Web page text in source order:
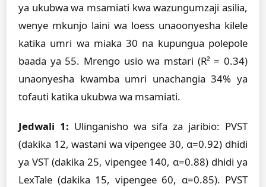
ya ukubwa wa msamiati kwa wazungumzaji asilia,
wenye mkunjo laini wa loess unaoonyesha kilele
katika umri wa miaka 30 na kupungua polepole
baada ya 55. Mrengo usio wa mstari (R² = 0.34)
unaonyesha kwamba umri unachangia 34% ya
tofauti katika ukubwa wa msamiati.
Jedwali 1: Ulinganisho wa sifa za jaribio: PVST
(dakika 12, wastani wa vipengee 30, α=0.92) dhidi
ya VST (dakika 25, vipengee 140, α=0.88) dhidi ya
LexTale (dakika 15, vipengee 60, α=0.85). PVST